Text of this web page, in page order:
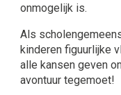
onmogelijk is.
Als
kinderen figuurlijke
alle kansen geven
avontuur tegemoet!